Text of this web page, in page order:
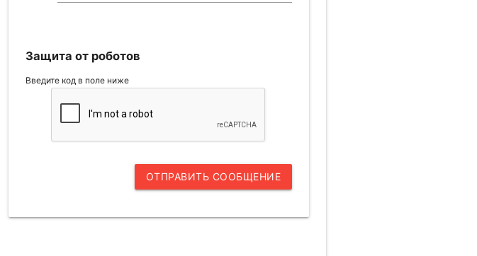
Защита от роботов
Введите код в поле ниже
ОТПРАВИТЬ СООБЩЕНИЕ